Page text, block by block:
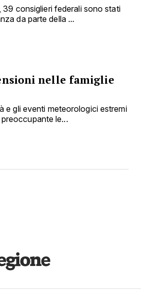
39 consiglieri federali sono stati
da parte della ...
nelle famiglie
e gli eventi meteorologici estremi
le...